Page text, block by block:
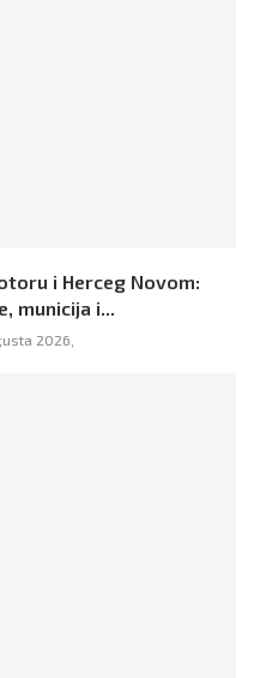
i Herceg Novom:
municija i...
2026,